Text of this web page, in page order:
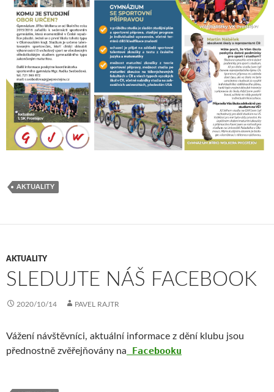
AKTUALITY
AKTUALITY
SLEDUJTE NÁŠ FACEBOOK
2020/10/14 PAVEL RAJTR
Vážení návštěvníci, aktuální informace z dění klubu jsou
přednostně zvěřejňovány na
Facebooku